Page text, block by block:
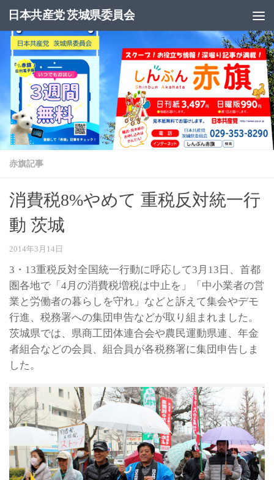
コンテンツへスキップ
日本共産党 茨城県委員会
赤旗記事
消費税8%やめて 重税反対統一行
動 茨城
2014年3月14日
3・13重税反対全国統一行動に呼応して3月13日、首都
圏各地で「4月の消費税増税は中止を」「中小業者の営
業と労働者の暮らしを守れ」などと訴えて集会やデモ
行進、税務署への集団申告などが取り組まれました。
茨城県では、県商工団体連合会や農民運動県連、年金
者組合などの会員、組合員が各税務署に集団申告しま
した。